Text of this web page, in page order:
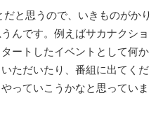
と思うので、いきものがかり
んです。例えばサカナクショ
ートしたイベントとして何か
ただいたり、番組に出てくだ
っていこうかなと思っていま